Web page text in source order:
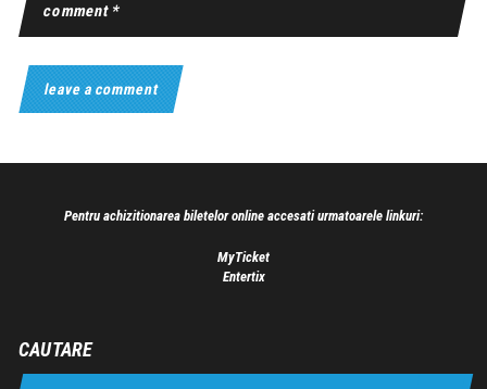
Pentru achizitionarea biletelor online accesati urmatoarele linkuri:
MyTicket
Entertix
CAUTARE